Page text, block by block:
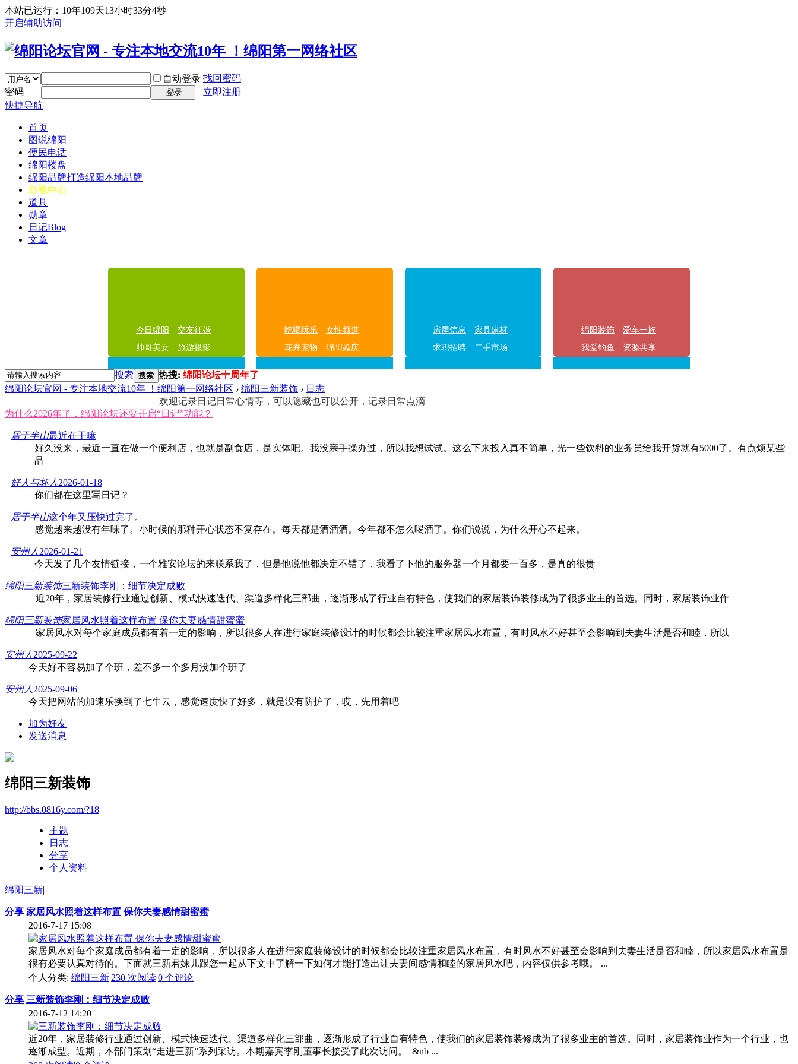
本站已运行：10年109天13小时33分4秒
开启辅助访问
自动登录 找回密码
密码
登录
立即注册
快捷导航
首页
图说绵阳
便民电话
绵阳楼盘
绵阳品牌打造绵阳本地品牌
影视中心
道具
勋章
日记Blog
文章
今日绵阳
交友征婚
帅哥美女
旅游摄影
吃喝玩乐
女性频道
花卉宠物
绵阳婚庆
房屋信息
家具建材
求职招聘
二手市场
绵阳装饰
爱车一族
我爱钓鱼
资源共享
搜索 搜索 热搜: 绵阳论坛十周年了
绵阳论坛官网 - 专注本地交流10年 ！绵阳第一网络社区 › 绵阳三新装饰 › 日志
欢迎记录日记日常心情等，可以隐藏也可以公开，记录日常点滴
为什么2026年了，绵阳论坛还要开启“日记”功能？
居于半山最近在干嘛
好久没来，最近一直在做一个便利店，也就是副食店，是实体吧。我没亲手操办过，所以我想试试。这么下来投入真不简单，光一些饮料的业务员给我开货就有5000了。有点烦某些
品
好人与坏人 2026-01-18
你们都在这里写日记？
居于半山这个年又压快过完了。
感觉越来越没有年味了。小时候的那种开心状态不复存在。每天都是酒酒酒。今年都不怎么喝酒了。你们说说，为什么开心不起来。
安州人 2026-01-21
今天发了几个友情链接，一个雅安论坛的来联系我了，但是他说他都决定不错了，我看了下他的服务器一个月都要一百多，是真的很贵
绵阳三新装饰三新装饰李刚：细节决定成败
近20年，家居装修行业通过创新、模式快速迭代、渠道多样化三部曲，逐渐形成了行业自有特色，使我们的家居装饰装修成为了很多业主的首选。同时，家居装饰业作
绵阳三新装饰家居风水照着这样布置 保你夫妻感情甜蜜蜜
家居风水对每个家庭成员都有着一定的影响，所以很多人在进行家庭装修设计的时候都会比较注重家居风水布置，有时风水不好甚至会影响到夫妻生活是否和睦，所以
安州人 2025-09-22
今天好不容易加了个班，差不多一个多月没加个班了
安州人 2025-09-06
今天把网站的加速乐换到了七牛云，感觉速度快了好多，就是没有防护了，哎，先用着吧
加为好友
发送消息
绵阳三新装饰
http://bbs.0816y.com/?18
主题
日志
分享
个人资料
绵阳三新|
分享 家居风水照着这样布置 保你夫妻感情甜蜜蜜
2016-7-17 15:08
家居风水对每个家庭成员都有着一定的影响，所以很多人在进行家庭装修设计的时候都会比较注重家居风水布置，有时风水不好甚至会影响到夫妻生活是否和睦，所以家居风水布置是
很有必要认真对待的。下面就三新君妹儿跟您一起从下文中了解一下如何才能打造出让夫妻间感情和睦的家居风水吧，内容仅供参考哦。 ...
个人分类: 绵阳三新|230 次阅读|0 个评论
分享 三新装饰李刚：细节决定成败
2016-7-12 14:20
近20年，家居装修行业通过创新、模式快速迭代、渠道多样化三部曲，逐渐形成了行业自有特色，使我们的家居装饰装修成为了很多业主的首选。同时，家居装饰业作为一个行业，也
逐渐成型。近期，本部门策划“走进三新”系列采访。本期嘉宾李刚董事长接受了此次访问。 ​ &nb ...